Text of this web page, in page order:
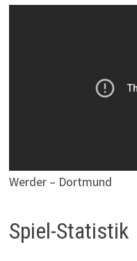
Werder – Dortmund
Spiel-Statistik